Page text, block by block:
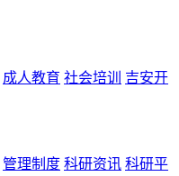
成人教育 社会培训
吉安开
管理制度 科研资讯 科研平